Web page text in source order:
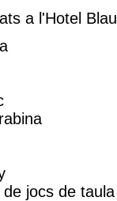
a l'Hotel
jocs de taula